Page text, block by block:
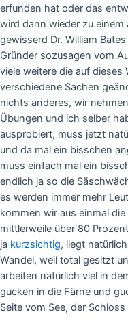
erfunden hat oder das
wird dann wieder zu einem
gewisserd Dr. William
Gründer sozusagen vom
viele weitere die auf dieses
verschiedene Sachen
nichts anderes, wir
Übungen und ich selber
ausprobiert, muss jetzt
und da mal ein bisschen
muss einfach mal ein
endlich ja so die
es werden immer mehr
kommen wir aus einmal
mittlerweile über 80
ja kurzsichtig, liegt
Wandel, weil total gesitzt
arbeiten natürlich viel in
gucken in die Färne und
Seite vom See, der